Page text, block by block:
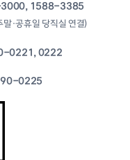
1588-3385
·공휴일 당직실 연결)
0221, 0222
0225